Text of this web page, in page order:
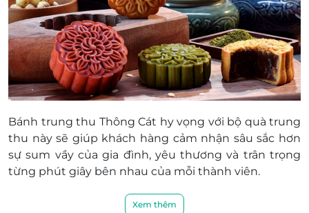
Bánh trung thu Thông Cát hy vọng với bộ quà trung
thu này sẽ giúp khách hàng cảm nhận sâu sắc hơn
sự sum vầy của gia đình, yêu thương và trân trọng
từng phút giây bên nhau của mỗi thành viên.
Xem thêm